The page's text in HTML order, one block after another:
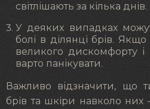
світлішають за кілька днів.
У деяких випадках
болі в ділянці брів.
великого дискомфорту
варто панікувати.
Важливо відзначити, що
брів та шкіри навколо них